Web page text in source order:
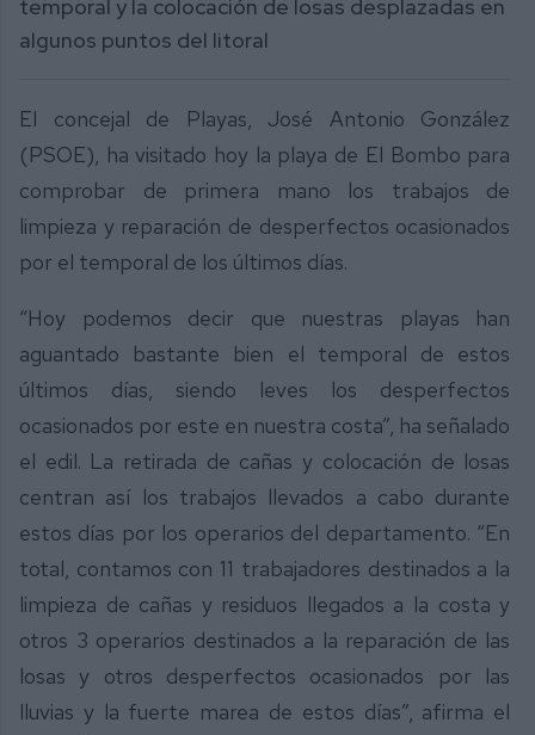
temporal y la colocación de losas desplazadas en
algunos puntos del litoral
El concejal de Playas, José Antonio González
(PSOE), ha visitado hoy la playa de El Bombo para
comprobar de primera mano los trabajos de
limpieza y reparación de desperfectos ocasionados
por el temporal de los últimos días.
“Hoy podemos decir que nuestras playas han
aguantado bastante bien el temporal de estos
últimos días, siendo leves los desperfectos
ocasionados por este en nuestra costa”, ha señalado
el edil. La retirada de cañas y colocación de losas
centran así los trabajos llevados a cabo durante
estos días por los operarios del departamento. “En
total, contamos con 11 trabajadores destinados a la
limpieza de cañas y residuos llegados a la costa y
otros 3 operarios destinados a la reparación de las
losas y otros desperfectos ocasionados por las
lluvias y la fuerte marea de estos días”, afirma el